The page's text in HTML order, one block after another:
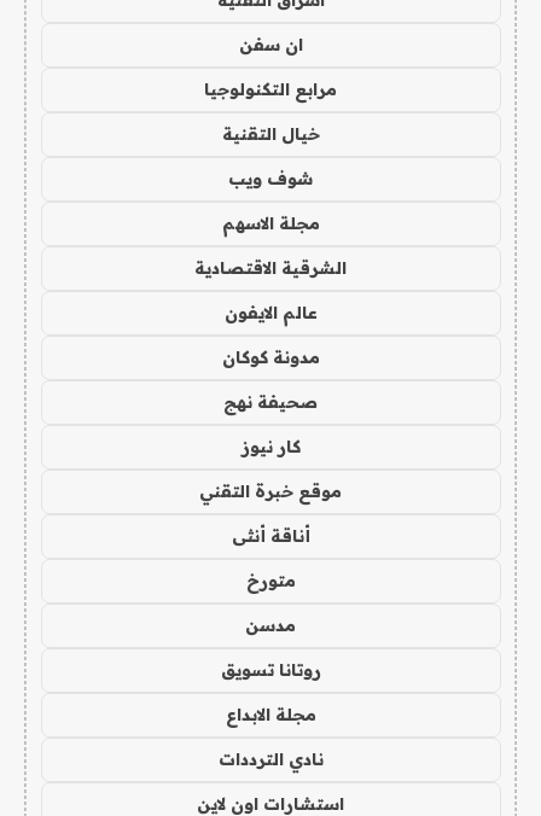
ان سفن
مرابع التكنولوجيا
خيال التقنية
شوف ويب
مجلة الاسهم
الشرقية الاقتصادية
عالم الايفون
مدونة كوكان
صحيفة نهج
كار نيوز
موقع خبرة التقني
أناقة أنثى
متورخ
مدسن
روتانا تسويق
مجلة الابداع
نادي الترددات
استشارات اون لاين